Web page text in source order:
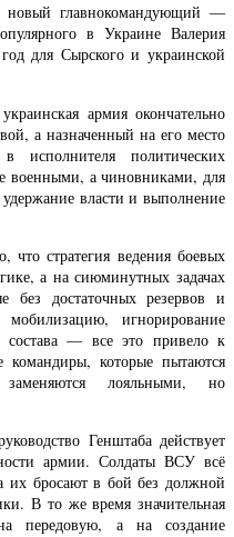
главнокомандующий —
в Украине Валерия
для Сырского и украинской
армия окончательно
а назначенный на его место
исполнителя политических
военными, а чиновниками, для
власти и выполнение
что стратегия ведения боевых
а на сиюминутных задачах
без достаточных резервов и
игнорирование
состава — все это привело к
командиры, которые пытаются
лояльными, но
Генштаба действует
армии. Солдаты ВСУ всё
их бросают в бой без должной
В то же время значительная
передовую, а на создание